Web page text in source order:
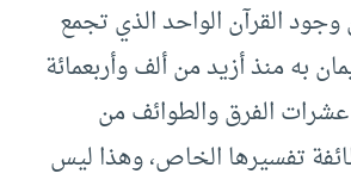
القرآن الواحد الذي تجمع
به منذ أزيد من ألف وأربعمائة
الفرق والطوائف من
تفسيرها الخاص، وهذا ليس